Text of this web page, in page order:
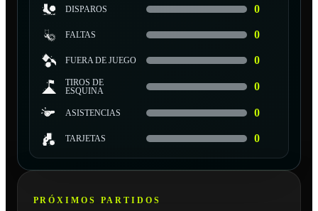
DISPAROS 0
FALTAS 0
FUERA DE JUEGO 0
TIROS DE
ESQUINA
0
ASISTENCIAS 0
TARJETAS 0
PRÓXIMOS PARTIDOS